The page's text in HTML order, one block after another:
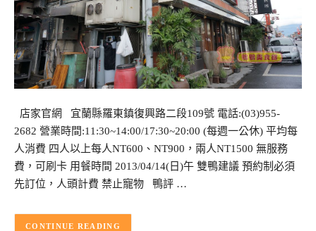
店家官網 宜蘭縣羅東鎮復興路二段109號 電話:(03)955-
2682 營業時間:11:30~14:00/17:30~20:00 (每週一公休) 平均每
人消費 四人以上每人NT600、NT900，兩人NT1500 無服務
費，可刷卡 用餐時間 2013/04/14(日)午 雙鴨建議 預約制必須
先訂位，人頭計費 禁止寵物 鴨評 …
CONTINUE READING